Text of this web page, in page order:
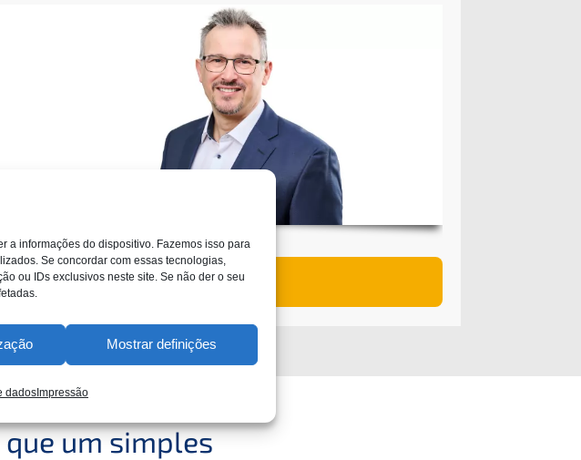
a infor­ma­ções do dispo­si­tivo. Fazemos isso para
Se concordar com essas tecno­lo­gi­as,
ou IDs exclu­si­v­os neste site. Se não der o seu
Mostrar definições
dadosImpressão
Saiba mais
um simples